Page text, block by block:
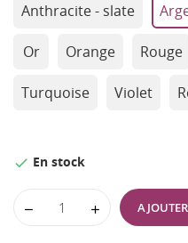
Anthracite - slate
Or Orange Rouge
Turquoise Violet
 En stock